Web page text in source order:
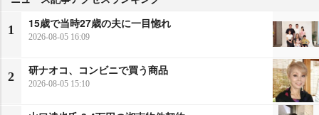
1
15歳で当時27歳の夫に一目惚れ
2026-08-05 16:09
2
研ナオコ、コンビニで買う商品
2026-08-05 15:10